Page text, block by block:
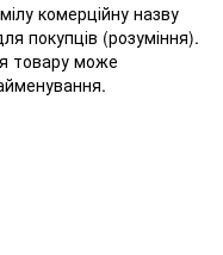
комерційну назву
покупців (розуміння).
товару може